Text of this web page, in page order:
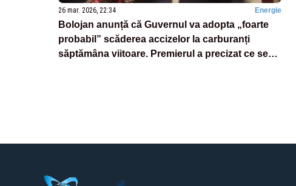
26 mar. 2026, 22:34 Energie
Bolojan anunță că Guvernul va adopta „foarte
probabil” scăderea accizelor la carburanți
săptămâna viitoare. Premierul a precizat ce se